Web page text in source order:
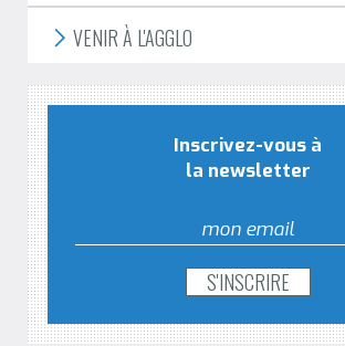
VENIR À L'AGGLO
Inscrivez-vous à
la newsletter